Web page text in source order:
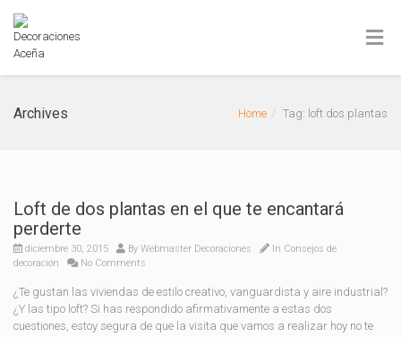
Archives Home Tag: loft dos plantas
Loft de dos plantas en el que te encantará
perderte
diciembre 30, 2015 By Webmaster Decoraciones In Consejos de
decoración
No Comments
¿Te gustan las viviendas de estilo creativo, vanguardista y aire industrial?
¿Y las tipo loft? Si has respondido afirmativamente a estas dos
cuestiones, estoy segura de que la visita que vamos a realizar hoy no te